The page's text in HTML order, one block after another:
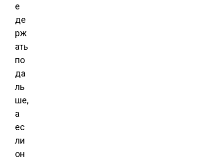
е
де
рж
ать
по
да
ль
ше,
а
ес
ли
он